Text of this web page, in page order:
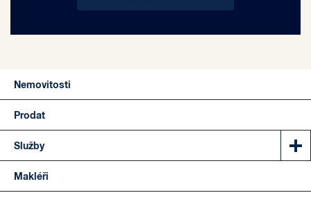
Nemovitosti
Prodat
Služby
Makléři